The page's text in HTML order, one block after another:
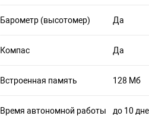
Барометр (высотомер) Да
Компас Да
Встроенная память 128 Мб
Время автономной работы до 10